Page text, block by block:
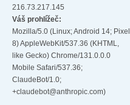
216.73.217.145
Váš prohlížeč:
Mozilla/5.0 (Linux; Android 14; Pixel
8) AppleWebKit/537.36 (KHTML,
like Gecko) Chrome/131.0.0.0
Mobile Safari/537.36;
ClaudeBot/1.0;
+claudebot@anthropic.com)